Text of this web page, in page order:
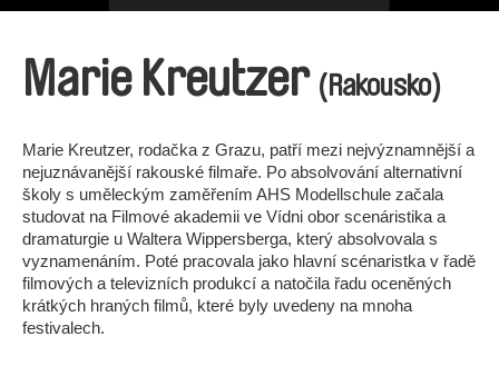
Marie Kreutzer (Rakousko)
Marie Kreutzer, rodačka z Grazu, patří mezi nejvýznamnější a
nejuznávanější rakouské filmaře. Po absolvování alternativní
školy s uměleckým zaměřením AHS Modellschule začala
studovat na Filmové akademii ve Vídni obor scenáristika a
dramaturgie u Waltera Wippersberga, který absolvovala s
vyznamenáním. Poté pracovala jako hlavní scénaristka v řadě
filmových a televizních produkcí a natočila řadu oceněných
krátkých hraných filmů, které byly uvedeny na mnoha
festivalech.